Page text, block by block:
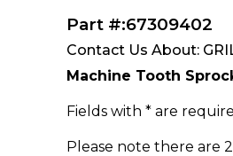
Part #:67309402
Contact Us About:
Machine Tooth
Fields with * are
Please note there are